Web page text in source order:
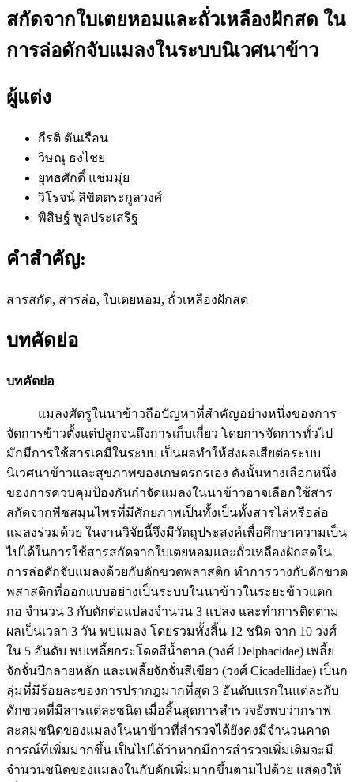
สกัดจากใบเตยหอมและถั่วเหลืองฝักสด ใน
การล่อดักจับแมลงในระบบนิเวศนาข้าว
ผู้แต่ง
กีรติ ตันเรือน
วิษณุ ธงไชย
ยุทธศักดิ์ แช่มมุ่ย
วิโรจน์ ลิขิตตระกูลวงศ์
พิสิษฐ์ พูลประเสริฐ
คำสำคัญ:
สารสกัด, สารล่อ, ใบเตยหอม, ถั่วเหลืองฝักสด
บทคัดย่อ
บทคัดย่อ
แมลงศัตรูในนาข้าวถือปัญหาที่สำคัญอย่างหนึ่งของการ
จัดการข้าวตั้งแต่ปลูกจนถึงการเก็บเกี่ยว โดยการจัดการทั่วไป
มักมีการใช้สารเคมีในระบบ เป็นผลทำให้ส่งผลเสียต่อระบบ
นิเวศนาข้าวและสุขภาพของเกษตรกรเอง ดังนั้นทางเลือกหนึ่ง
ของการควบคุมป้องกันกำจัดแมลงในนาข้าวอาจเลือกใช้สาร
สกัดจากพืชสมุนไพรที่มีศักยภาพเป็นทั้งเป็นทั้งสารไล่หรือล่อ
แมลงร่วมด้วย ในงานวิจัยนี้จึงมีวัตถุประสงค์เพื่อศึกษาความเป็น
ไปได้ในการใช้สารสกัดจากใบเตยหอมและถั่วเหลืองฝักสดใน
การล่อดักจับแมลงด้วยกับดักขวดพลาสติก ทำการวางกับดักขวด
พสาสติกที่ออกแบบอย่างเป็นระบบในนาข้าวในระยะข้าวแตก
กอ จำนวน 3 กับดักต่อแปลงจำนวน 3 แปลง และทำการติดตาม
ผลเป็นเวลา 3 วัน พบแมลง โดยรวมทั้งสิ้น 12 ชนิด จาก 10 วงศ์
ใน 5 อันดับ พบเพลี้ยกระโดดสีน้ำตาล (วงศ์ Delphacidae) เพลี้ย
จักจั่นปีกลายหลัก และเพลี้ยจักจั่นสีเขียว (วงศ์ Cicadellidae) เป็นก
ลุ่มที่มีร้อยละของการปรากฎมากที่สุด 3 อันดับแรกในแต่ละกับ
ดักขวดที่มีสารแต่ละชนิด เมื่อสิ้นสุดการสำรวจยังพบว่ากราฟ
สะสมชนิดของแมลงในนาข้าวที่สำรวจได้ยังคงมีจำนวนคาด
การณ์ที่เพิ่มมากขึ้น เป็นไปได้ว่าหากมีการสำรวจเพิ่มเติมจะมี
จำนวนชนิดของแมลงในกับดักเพิ่มมากขึ้นตามไปด้วย แสดงให้